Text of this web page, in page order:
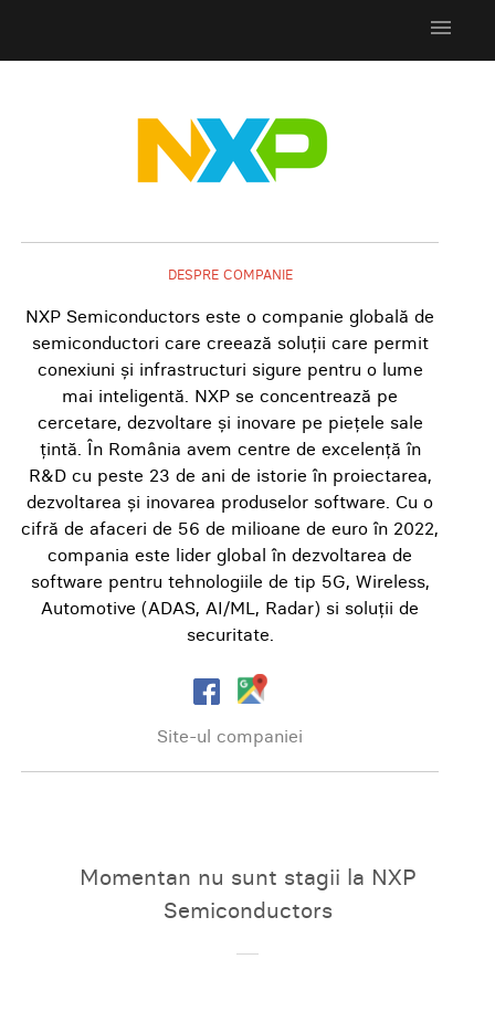
menu
DESPRE COMPANIE
NXP Semiconductors este o companie globală de
semiconductori care creează soluții care permit
conexiuni și infrastructuri sigure pentru o lume
mai inteligentă. NXP se concentrează pe
cercetare, dezvoltare și inovare pe piețele sale
țintă. În România avem centre de excelență în
R&D cu peste 23 de ani de istorie în proiectarea,
dezvoltarea și inovarea produselor software. Cu o
cifră de afaceri de 56 de milioane de euro în 2022,
compania este lider global în dezvoltarea de
software pentru tehnologiile de tip 5G, Wireless,
Automotive (ADAS, AI/ML, Radar) si soluții de
securitate.
Site-ul companiei
Momentan nu sunt stagii la NXP
Semiconductors